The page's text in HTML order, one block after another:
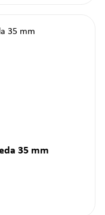
35 mm